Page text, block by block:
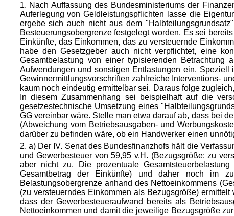
1. Nach Auffassung des Bundesministeriums der
Auferlegung von Geldleistungspflichten lasse die
ergebe sich auch nicht aus dem "Halbtei
Besteuerungsobergrenze festgelegt worden. Es sei
Einkünfte, das Einkommen, das zu versteuernde
habe den Gesetzgeber auch nicht verpflichtet, eine
Gesamtbelastung von einer typisierenden
Aufwendungen und sonstigen Entlastungen ein.
Gewinnermittlungsvorschriften zahlreiche Interventions-
kaum noch eindeutig ermittelbar sei. Daraus folge
In diesem Zusammenhang sei beispielhaft auf die
gesetzestechnische Umsetzung eines
GG vereinbar wäre. Stelle man etwa darauf ab, dass bei
(Abweichung vom Betriebsausgaben- und
darüber zu befinden wäre, ob ein Handwerker einen
2. a) Der IV. Senat des Bundesfinanzhofs hält die
und Gewerbesteuer von 59,95 v.H. (Bezugsgröße: zu
aber nicht zu. Die prozentuale
Gesamtbetrag der Einkünfte) und daher noch im
Belastungsobergrenze anhand des Nettoeinkommens
(zu versteuerndes Einkommen als Bezugsgröße)
dass der Gewerbesteueraufwand bereits als
Nettoeinkommen und damit die jeweilige Bezugsgröße